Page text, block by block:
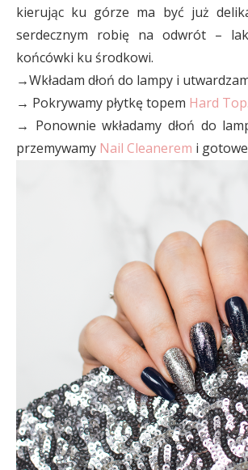
kierując ku górze ma być już
serdecznym robię na odwrót –
końcówki ku środkowi.
→Wkładam dłoń do lampy i
→ Pokrywamy płytkę topem Hard Top
→ Ponownie wkładamy dłoń do
przemywamy Nail Cleanerem i gotowe